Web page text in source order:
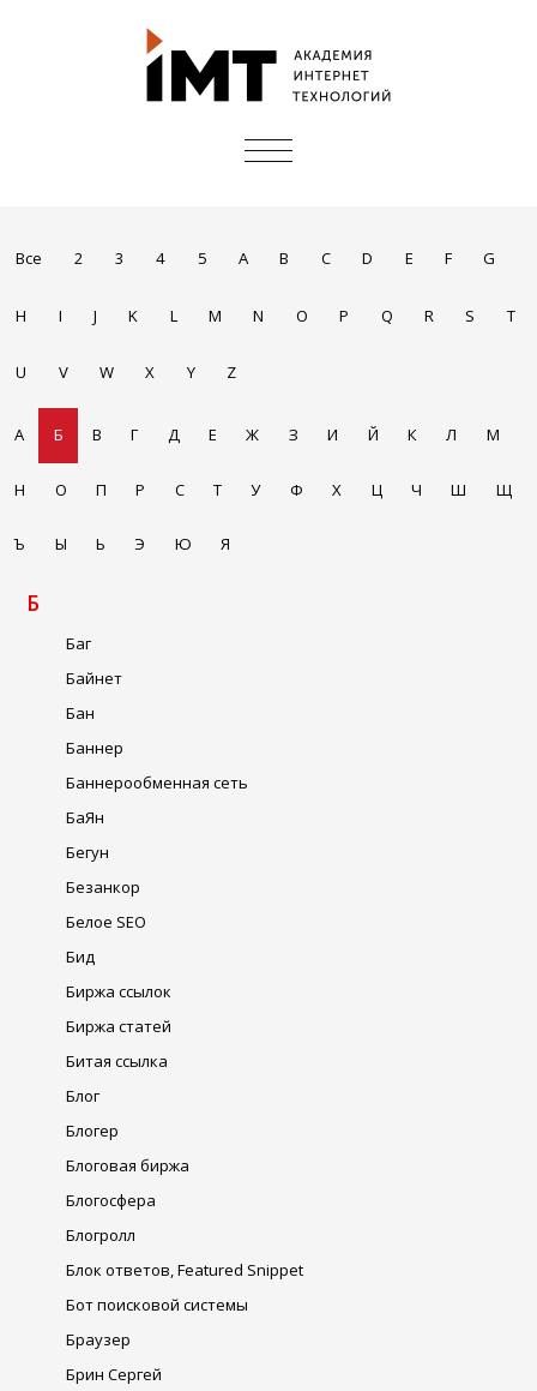
ПОКАЗАТЬ/
Все 2 3 4 5 A B C D E F G
H I J K L M N O P Q R S T
U V W X Y Z
А Б В Г Д Е Ж З И Й К Л М
Н О П Р С Т У Ф Х Ц Ч Ш Щ
Ъ Ы Ь Э Ю Я
Б
Баг
Байнет
Бан
Баннер
Баннерообменная сеть
БаЯн
Бегун
Безанкор
Белое SEO
Бид
Биржа ссылок
Биржа статей
Битая ссылка
Блог
Блогер
Блоговая биржа
Блогосфера
Блогролл
Блок ответов, Featured Snippet
Бот поисковой системы
Браузер
Брин Сергей